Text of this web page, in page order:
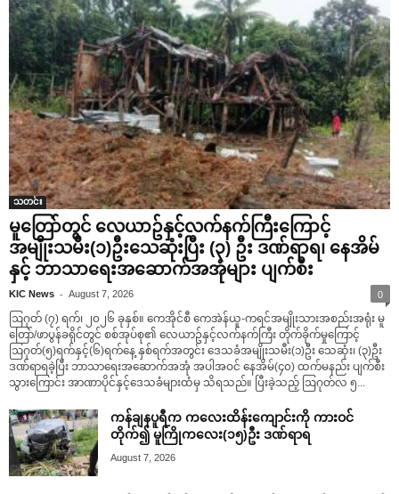
သတင်း
မူတြော်တွင် လေယာဥ်နှင့်လက်နက်ကြီးကြောင့်
အမျိုးသမီး(၁)ဦးသေဆုံးပြီး (၃) ဦး ဒဏ်ရာရ၊ နေအိမ်
နှင့် ဘာသာရေးအဆောက်အအုံများ ပျက်စီး
KIC News - August 7, 2026 0
ဩဂုတ် (၇) ရက်၊ ၂၀၂၆ ခုနှစ်။ ကေအိုင်စီ ကေအဲန်ယူ-ကရင်အမျိုးသားအစည်းအရုံး မူ
တြော်/ဖာပွန်ခရိုင်တွင် စစ်အုပ်စု၏ လေယာဥ်နှင့်လက်နက်ကြီး တိုက်ခိုက်မှုကြောင့်
ဩဂုတ်(၅)ရက်နှင့်(၆)ရက်နေ့ နှစ်ရက်အတွင်း ဒေသခံအမျိုးသမီး(၁)ဦး သေဆုံး၊ (၃)ဦး
ဒဏ်ရာရခဲ့ပြီး ဘာသာရေးအဆောက်အအုံ အပါအဝင် နေအိမ်(၄၀) ထက်မနည်း ပျက်စီး
သွားကြောင်း အာဏာပိုင်နှင့်ဒေသခံများထံမှ သိရသည်။ ပြီးခဲ့သည့် ဩဂုတ်လ ၅...
ကန်ချနပူရီက ကလေးထိန်းကျောင်းကို ကားဝင်
တိုက်၍ မူကြိုကလေး(၁၅)ဦး ဒဏ်ရာရ
August 7, 2026